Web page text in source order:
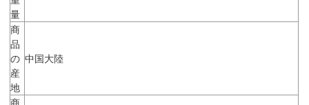
量
商
品
の
産
地
中国大陸
商